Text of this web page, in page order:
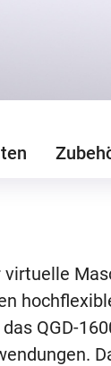
virtuelle
QGD-